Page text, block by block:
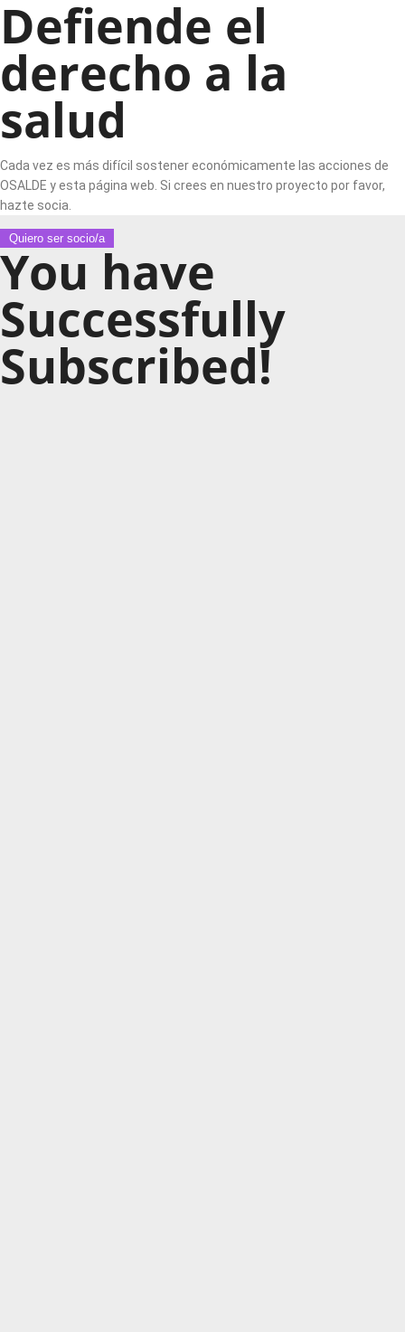
Defiende el
derecho a la
salud
Cada vez es más difícil sostener económicamente las acciones de
OSALDE y esta página web. Si crees en nuestro proyecto por favor,
hazte socia.
Quiero ser socio/a
You have
Successfully
Subscribed!